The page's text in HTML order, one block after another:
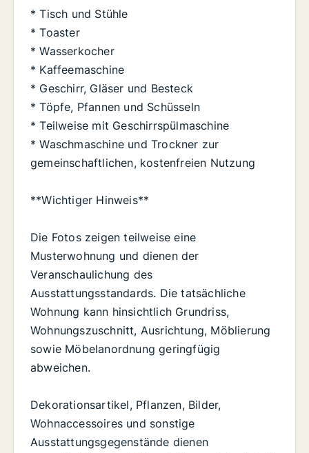
* Tisch und Stühle
* Toaster
* Wasserkocher
* Kaffeemaschine
* Geschirr, Gläser und Besteck
* Töpfe, Pfannen und Schüsseln
* Teilweise mit Geschirrspülmaschine
* Waschmaschine und Trockner zur
gemeinschaftlichen, kostenfreien Nutzung
**Wichtiger Hinweis**
Die Fotos zeigen teilweise eine
Musterwohnung und dienen der
Veranschaulichung des
Ausstattungsstandards. Die tatsächliche
Wohnung kann hinsichtlich Grundriss,
Wohnungszuschnitt, Ausrichtung, Möblierung
sowie Möbelanordnung geringfügig
abweichen.
Dekorationsartikel, Pflanzen, Bilder,
Wohnaccessoires und sonstige
Ausstattungsgegenstände dienen